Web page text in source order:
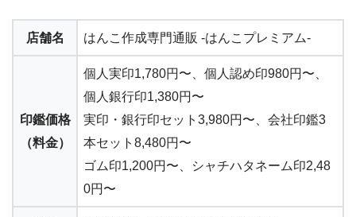
店舗名 はんこ作成専門通販 -はんこプレミアム-
印鑑価格
（料金）
個人実印1,780円〜、個人認め印980円〜、
個人銀行印1,380円〜
実印・銀行印セット3,980円〜、会社印鑑3
本セット8,480円〜
ゴム印1,200円〜、シャチハタネーム印2,48
0円〜